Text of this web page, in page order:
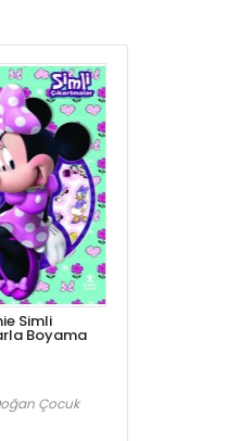
Simli
Boyama
Çocuk